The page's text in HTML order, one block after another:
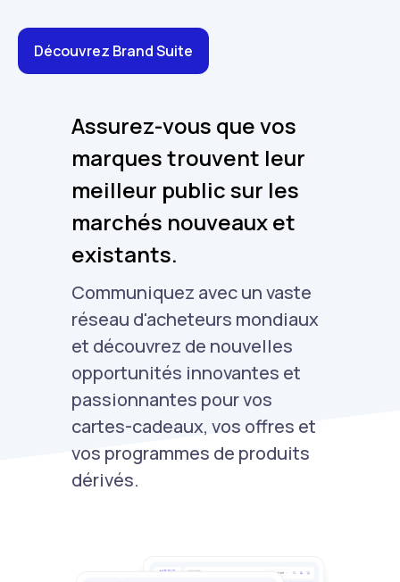
Assurez-vous que vos
marques trouvent leur
meilleur public sur les
marchés nouveaux et
existants.
Communiquez avec un vaste
réseau d'acheteurs mondiaux
et découvrez de nouvelles
opportunités innovantes et
passionnantes pour vos
cartes-cadeaux, vos offres et
vos programmes de produits
dérivés.
Découvrez Brand Suite